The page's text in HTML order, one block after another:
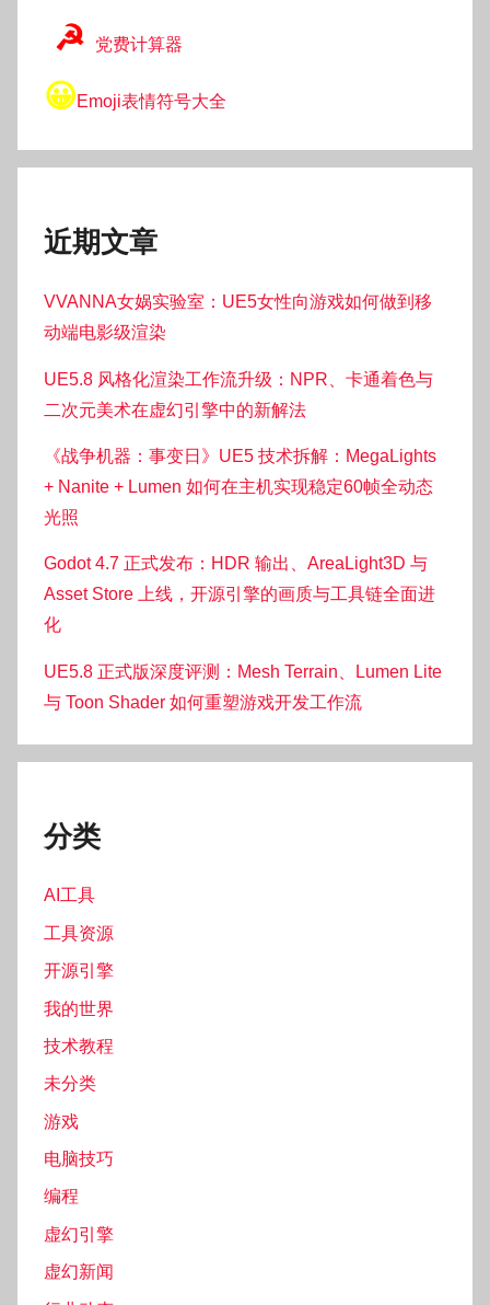
☭ 党费计算器
😀Emoji表情符号大全
近期文章
VVANNA女娲实验室：UE5女性向游戏如何做到移
动端电影级渲染
UE5.8 风格化渲染工作流升级：NPR、卡通着色与
二次元美术在虚幻引擎中的新解法
《战争机器：事变日》UE5 技术拆解：MegaLights
+ Nanite + Lumen 如何在主机实现稳定60帧全动态
光照
Godot 4.7 正式发布：HDR 输出、AreaLight3D 与
Asset Store 上线，开源引擎的画质与工具链全面进
化
UE5.8 正式版深度评测：Mesh Terrain、Lumen Lite
与 Toon Shader 如何重塑游戏开发工作流
分类
AI工具
工具资源
开源引擎
我的世界
技术教程
未分类
游戏
电脑技巧
编程
虚幻引擎
虚幻新闻